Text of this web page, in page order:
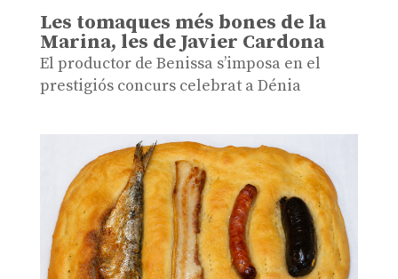
Les tomaques més bones de la
Marina, les de Javier Cardona
El productor de Benissa s’imposa en el
prestigiós concurs celebrat a Dénia